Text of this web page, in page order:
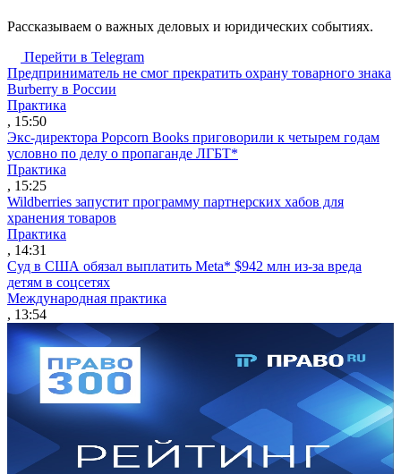
Рассказываем о важных деловых и юридических событиях.
Перейти в Telegram
Предприниматель не смог прекратить охрану товарного знака
Burberry в России
Практика
, 15:50
Экс-директора Popcorn Books приговорили к четырем годам
условно по делу о пропаганде ЛГБТ*
Практика
, 15:25
Wildberries запустит программу партнерских хабов для
хранения товаров
Практика
, 14:31
Суд в США обязал выплатить Meta* $942 млн из-за вреда
детям в соцсетях
Международная практика
, 13:54